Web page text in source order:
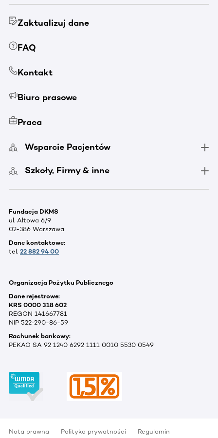
Zaktualizuj dane
FAQ
Kontakt
Biuro prasowe
Praca
Wsparcie Pacjentów
Szkoły, Firmy & inne
Fundacja DKMS
ul. Altowa 6/9
02-386 Warszawa
Dane kontaktowe:
tel. 22 882 94 00
Organizacja Pożytku Publicznego
Dane rejestrowe:
KRS 0000 318 602
REGON 141667781
NIP 522-290-86-59
Rachunek bankowy:
PEKAO SA 92 1240 6292 1111 0010 5530 0549
Nota prawna Polityka prywatności Regulamin